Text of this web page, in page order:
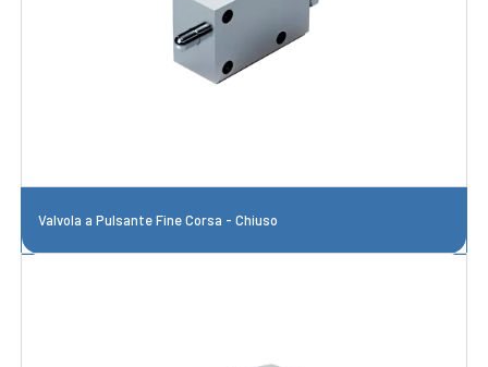
Valvola a Pulsante Fine Corsa - Chiuso